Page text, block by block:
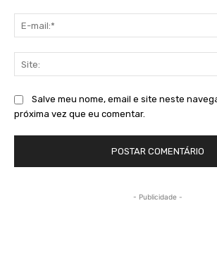
Salve meu nome, email e site neste
próxima vez que eu comentar.
- Publicidade -